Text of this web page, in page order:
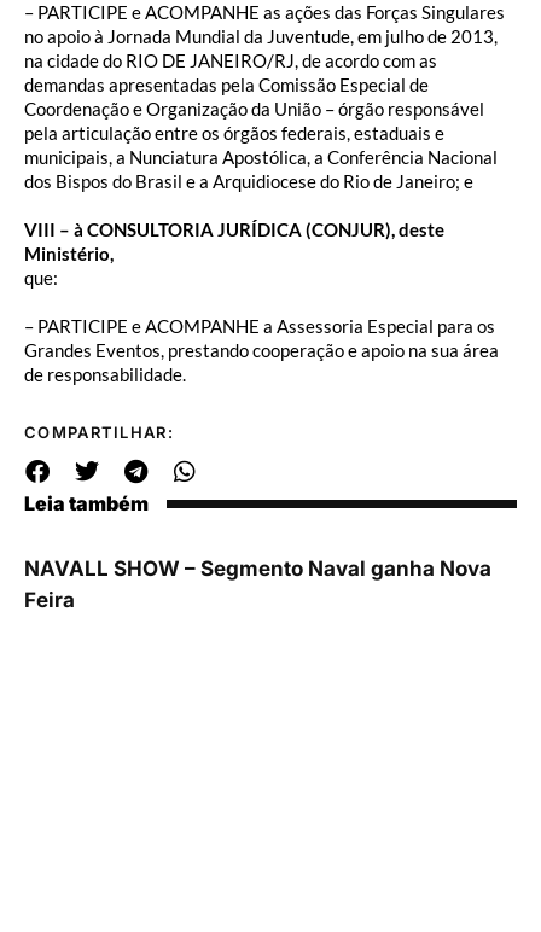
– PARTICIPE e ACOMPANHE as ações das Forças Singulares
no apoio à Jornada Mundial da Juventude, em julho de 2013,
na cidade do RIO DE JANEIRO/RJ, de acordo com as
demandas apresentadas pela Comissão Especial de
Coordenação e Organização da União – órgão responsável
pela articulação entre os órgãos federais, estaduais e
municipais, a Nunciatura Apostólica, a Conferência Nacional
dos Bispos do Brasil e a Arquidiocese do Rio de Janeiro; e
VIII – à CONSULTORIA JURÍDICA (CONJUR), deste
Ministério,
que:
– PARTICIPE e ACOMPANHE a Assessoria Especial para os
Grandes Eventos, prestando cooperação e apoio na sua área
de responsabilidade.
COMPARTILHAR:
Leia também
NAVALL SHOW – Segmento Naval ganha Nova
Feira